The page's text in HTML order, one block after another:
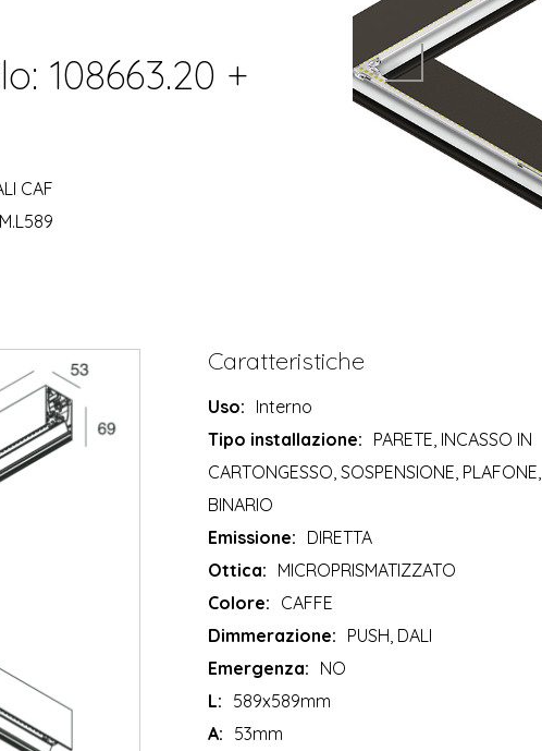
108663.20 +
CAF
Caratteristiche
Uso: Interno
Tipo installazione: PARETE, INCASSO IN
CARTONGESSO, SOSPENSIONE, PLAFONE,
BINARIO
Emissione: DIRETTA
Ottica: MICROPRISMATIZZATO
Colore: CAFFE
Dimmerazione: PUSH, DALI
Emergenza: NO
L: 589x589mm
A: 53mm